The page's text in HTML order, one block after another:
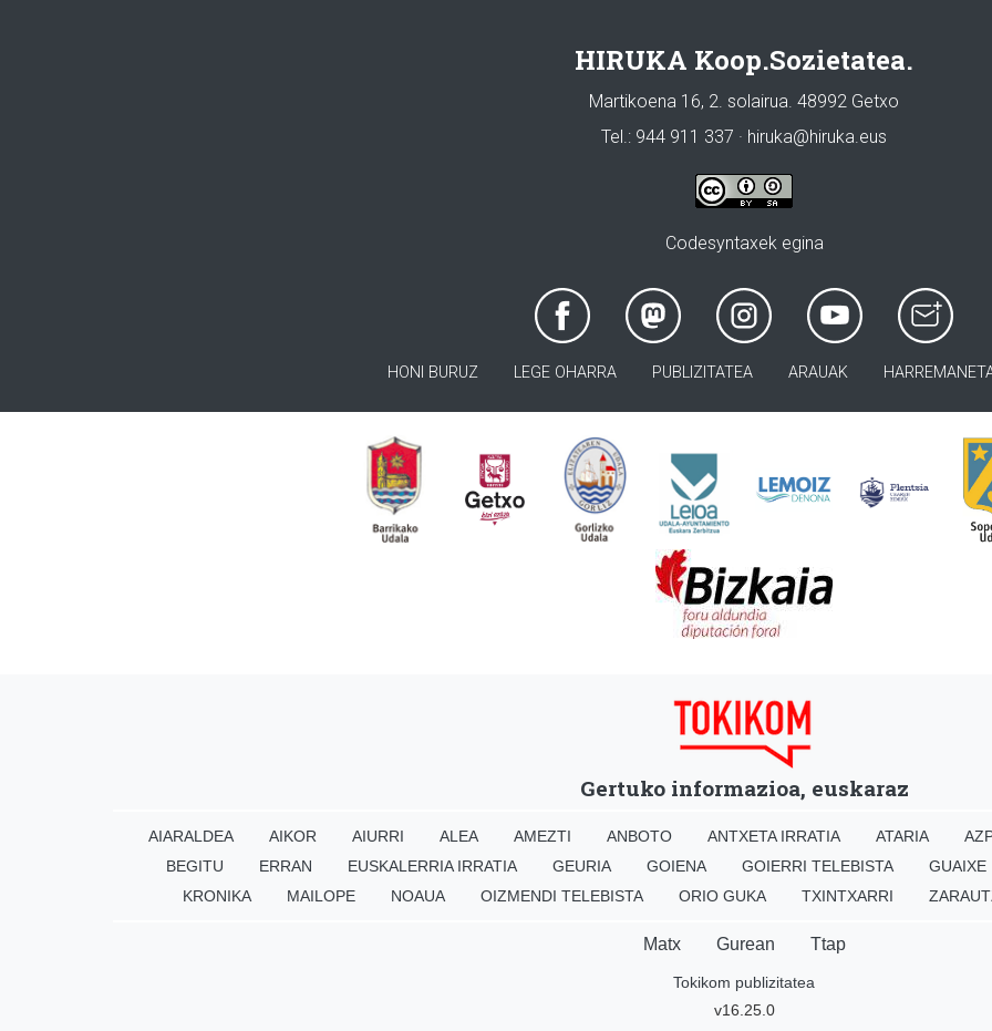
HIRUKA Koop.Sozietatea.
Martikoena 16, 2. solairua. 48992 Getxo
Tel.: 944 911 337 · hiruka@hiruka.eus
Codesyntaxek egina
HONI BURUZ LEGE OHARRA PUBLIZITATEA ARAUAK
Gertuko informazioa, euskaraz
AIARALDEA AIKOR AIURRI ALEA AMEZTI ANBOTO ANTXETA IRRATIA ATARIA
BEGITU
ERRAN EUSKALERRIA IRRATIA GEURIA GOIENA GOIERRI TELEBISTA GUAIXE
KRONIKA
MAILOPE NOAUA OIZMENDI TELEBISTA ORIO GUKA TXINTXARRI
Matx Gurean Ttap
Tokikom publizitatea
v16.25.0